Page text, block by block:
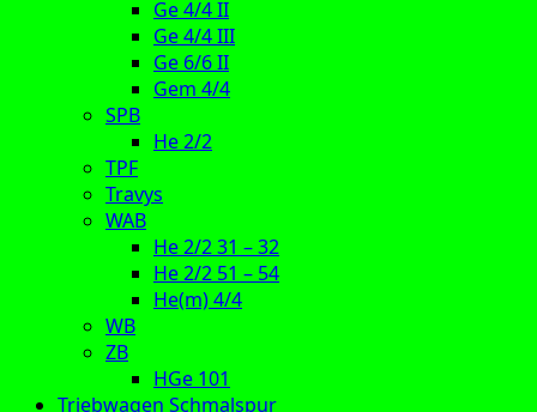
Ge 4/4 II
Ge 4/4 III
Ge 6/6 II
Gem 4/4
SPB
He 2/2
TPF
Travys
WAB
He 2/2 31 – 32
He 2/2 51 – 54
He(m) 4/4
WB
ZB
HGe 101
Triebwagen Schmalspur